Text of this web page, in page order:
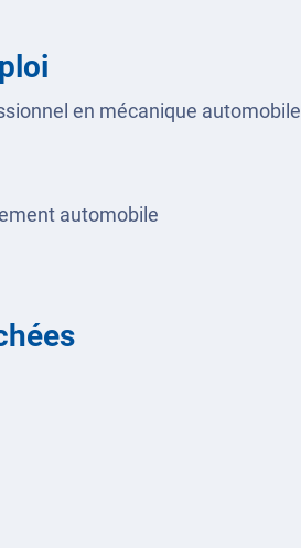
en mécanique automobile
automobile